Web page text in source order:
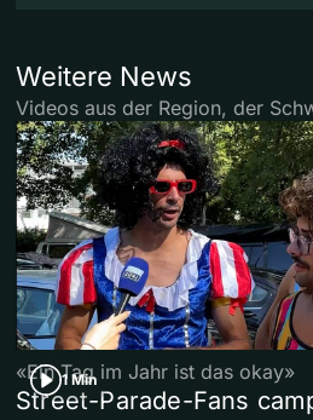
Weitere News
Videos aus der Region, der
1 Min
«Ein Tag im Jahr ist das okay»
Street-Parade-Fans